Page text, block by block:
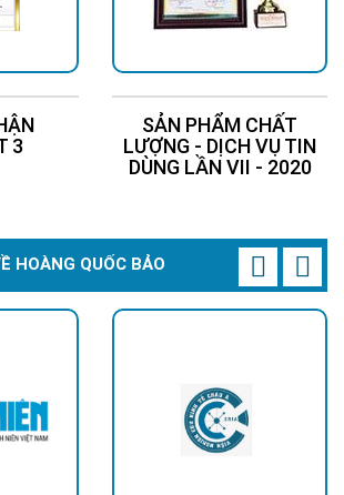
3
SẢN PHẨM CHẤT
LƯỢNG - DỊCH VỤ TIN
DÙNG LẦN VII - 2020
HOÀNG QUỐC BẢO